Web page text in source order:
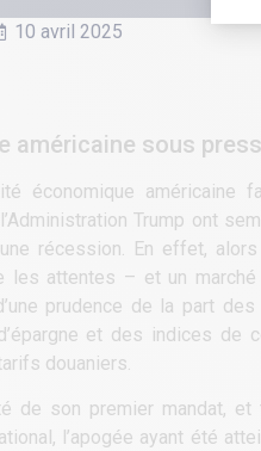
10 avril 2025
américaine sous
économique
Trump ont
récession. En effet,
les attentes – et un
prudence de la part
et des indices de
douaniers.
de son premier mandat,
l’apogée ayant été